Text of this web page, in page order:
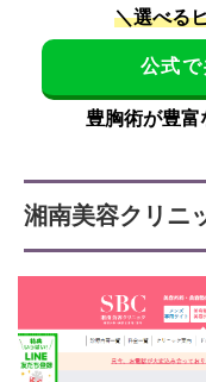
＼選べる
公式
豊胸術が豊
湘南美容クリニ